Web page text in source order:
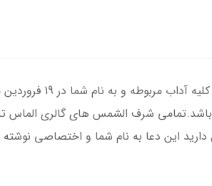
انگشتر نقره زنانه با
می‌باشد.تمامی شرف الشمس های گالری
این دعا به نام شما و اختصاصی